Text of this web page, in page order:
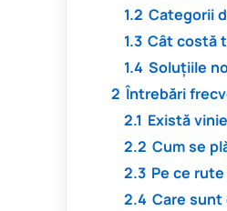
1.2 Categorii
1.3 Cât costă
1.4 Soluțiile
2 Întrebări
2.1 Există
2.2 Cum se
2.3 Pe ce
2.4 Care sunt